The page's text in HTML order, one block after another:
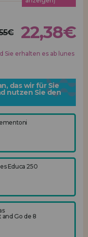
22,38€
Sie erhalten es ab lunes
das wir für Sie
nutzen Sie den
Educa 250
and Go de 8